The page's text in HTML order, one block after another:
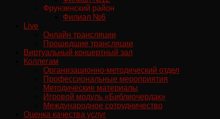
Фрунзенский район
Филиал №6
Live
Онлайн трансляции
Прошедшие трансляции
Виртуальный концертный зал
Коллегам
Организационно-методический отдел
Профессиональные мероприятия
Методические материалы
Игровой модуль «Библиочердак»
Международное сотрудничество
Оценка качества услуг